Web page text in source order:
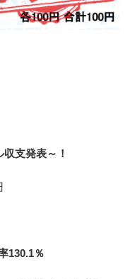
支発表～！
130.1％